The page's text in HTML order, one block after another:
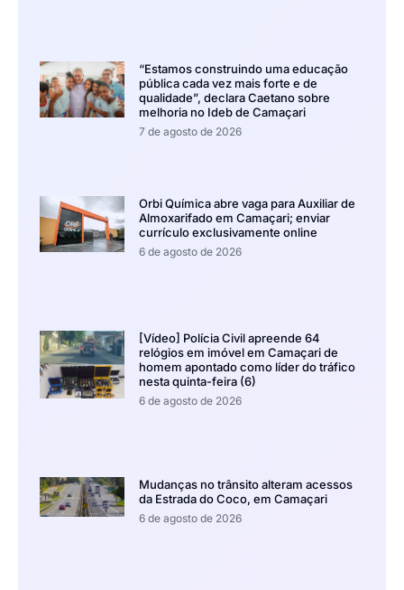
“Estamos construindo uma educação
pública cada vez mais forte e de
qualidade”, declara Caetano sobre
melhoria no Ideb de Camaçari
7 de agosto de 2026
Orbi Química abre vaga para Auxiliar de
Almoxarifado em Camaçari; enviar
currículo exclusivamente online
6 de agosto de 2026
[Vídeo] Polícia Civil apreende 64
relógios em imóvel em Camaçari de
homem apontado como líder do tráfico
nesta quinta-feira (6)
6 de agosto de 2026
Mudanças no trânsito alteram acessos
da Estrada do Coco, em Camaçari
6 de agosto de 2026